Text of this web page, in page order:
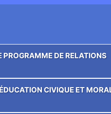
DE RELATIONS
CIVIQUE ET